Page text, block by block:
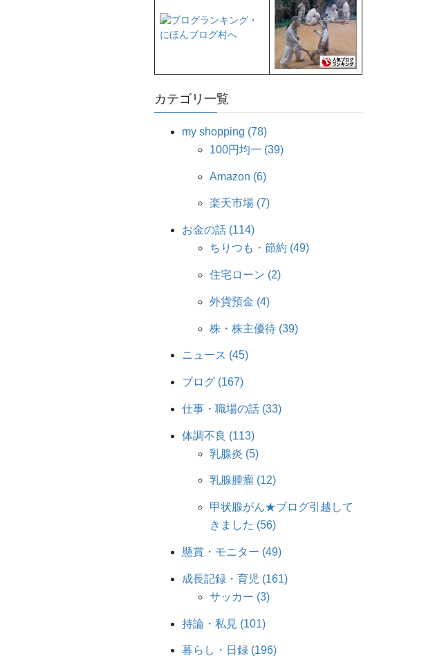
カテゴリ一覧
my shopping (78)
100円均一 (39)
Amazon (6)
楽天市場 (7)
お金の話 (114)
ちりつも・節約 (49)
住宅ローン (2)
外貨預金 (4)
株・株主優待 (39)
ニュース (45)
ブログ (167)
仕事・職場の話 (33)
体調不良 (113)
乳腺炎 (5)
乳腺腫瘤 (12)
甲状腺がん★ブログ引越して
きました (56)
懸賞・モニター (49)
成長記録・育児 (161)
サッカー (3)
持論・私見 (101)
暮らし・日録 (196)